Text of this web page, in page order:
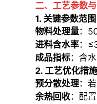
二、工艺参数
1. 关键参数范围
物料处理量：
进料含水率：
成品指标：含
2. 工艺优化措施
预分散处理：
余热回收：配置